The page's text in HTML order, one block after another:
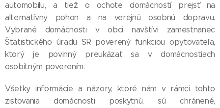
automobilu, a tiež o ochote domácností prejsť na
alternatívny pohon a na verejnú osobnú dopravu.
Vybrané domácnosti v obci navštívi zamestnanec
Štatistického úradu SR poverený funkciou opytovateľa,
ktorý je povinný preukázať sa v domácnostiach
osobitným poverením.
Všetky informácie a názory, ktoré nám v rámci tohto
zisťovania domácnosti poskytnú, sú chránené,